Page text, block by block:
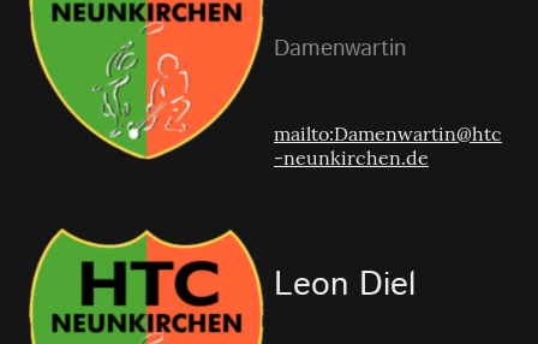
Damenwartin
mailto:Damenwartin@htc
-neunkirchen.de
Leon Diel